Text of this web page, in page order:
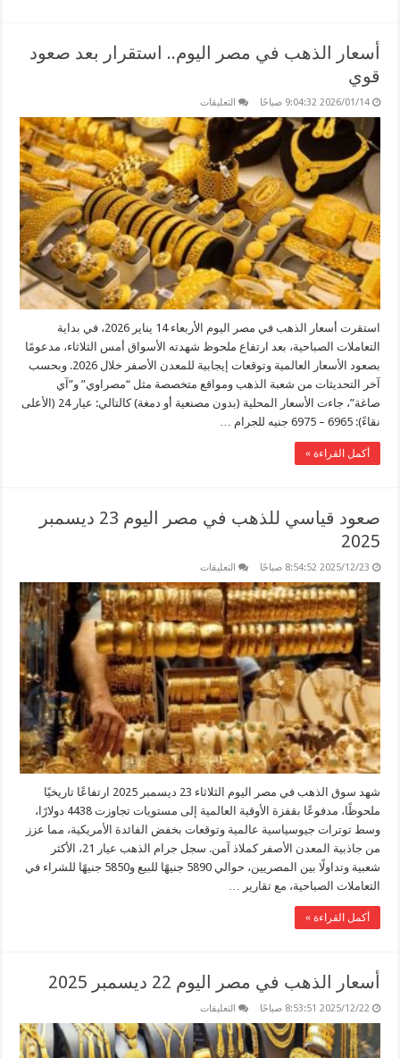
أسعار الذهب في مصر اليوم.. استقرار بعد صعود
قوي
2026/01/14 9:04:32 صباحًا التعليقات
الذهب
في
مصر
اليوم..
استقرار
بعد
صعود
قوي
مغلقة
استقرت أسعار الذهب في مصر اليوم الأربعاء 14 يناير 2026، في بداية
التعاملات الصباحية، بعد ارتفاع ملحوظ شهدته الأسواق أمس الثلاثاء، مدعومًا
بصعود الأسعار العالمية وتوقعات إيجابية للمعدن الأصفر خلال 2026. وبحسب
آخر التحديثات من شعبة الذهب ومواقع متخصصة مثل “مصراوي” و”آي
صاغة”، جاءت الأسعار المحلية (بدون مصنعية أو دمغة) كالتالي: عيار 24 (الأعلى
نقاءً): 6965 – 6975 جنيه للجرام …
أكمل القراءة »
صعود قياسي للذهب في مصر اليوم 23 ديسمبر
2025
2025/12/23 8:54:52 صباحًا التعليقات
قياسي
للذهب
في
مصر
اليوم
23
ديسمبر
2025
مغلقة
شهد سوق الذهب في مصر اليوم الثلاثاء 23 ديسمبر 2025 ارتفاعًا تاريخيًا
ملحوظًا، مدفوعًا بقفزة الأوقية العالمية إلى مستويات تجاوزت 4438 دولارًا،
وسط توترات جيوسياسية عالمية وتوقعات بخفض الفائدة الأمريكية، مما عزز
من جاذبية المعدن الأصفر كملاذ آمن. سجل جرام الذهب عيار 21، الأكثر
شعبية وتداولًا بين المصريين، حوالي 5890 جنيهًا للبيع و5850 جنيهًا للشراء في
التعاملات الصباحية، مع تقارير …
أكمل القراءة »
أسعار الذهب في مصر اليوم 22 ديسمبر 2025
2025/12/22 8:53:51 صباحًا التعليقات
الذهب
في
مصر